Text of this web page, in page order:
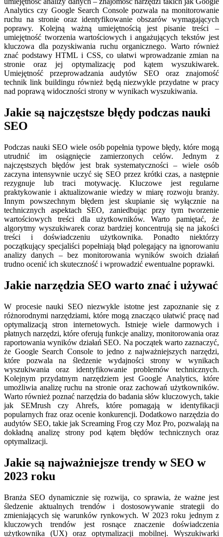
Analytics czy Google Search Console pozwala na monitorowanie
ruchu na stronie oraz identyfikowanie obszarów wymagających
poprawy. Kolejną ważną umiejętnością jest pisanie treści –
umiejętność tworzenia wartościowych i angażujących tekstów jest
kluczowa dla pozyskiwania ruchu organicznego. Warto również
znać podstawy HTML i CSS, co ułatwi wprowadzanie zmian na
stronie oraz jej optymalizację pod kątem wyszukiwarek.
Umiejętność przeprowadzania audytów SEO oraz znajomość
technik link buildingu również będą niezwykle przydatne w pracy
nad poprawą widoczności strony w wynikach wyszukiwania.
Jakie są najczęstsze błędy podczas nauki
SEO
Podczas nauki SEO wiele osób popełnia typowe błędy, które mogą
utrudnić im osiągnięcie zamierzonych celów. Jednym z
najczęstszych błędów jest brak systematyczności – wiele osób
zaczyna intensywnie uczyć się SEO przez krótki czas, a następnie
rezygnuje lub traci motywację. Kluczowe jest regularne
praktykowanie i aktualizowanie wiedzy w miarę rozwoju branży.
Innym powszechnym błędem jest skupianie się wyłącznie na
technicznych aspektach SEO, zaniedbując przy tym tworzenie
wartościowych treści dla użytkowników. Warto pamiętać, że
algorytmy wyszukiwarek coraz bardziej koncentrują się na jakości
treści i doświadczeniu użytkownika. Ponadto niektórzy
początkujący specjaliści popełniają błąd polegający na ignorowaniu
analizy danych – bez monitorowania wyników swoich działań
trudno ocenić ich skuteczność i wprowadzić ewentualne poprawki.
Jakie narzędzia SEO warto znać i używać
W procesie nauki SEO niezwykle istotne jest zapoznanie się z
różnorodnymi narzędziami, które mogą znacząco ułatwić pracę nad
optymalizacją stron internetowych. Istnieje wiele darmowych i
płatnych narzędzi, które oferują funkcje analizy, monitorowania oraz
raportowania wyników działań SEO. Na początek warto zaznaczyć,
że Google Search Console to jedno z najważniejszych narzędzi,
które pozwala na śledzenie wydajności strony w wynikach
wyszukiwania oraz identyfikowanie problemów technicznych.
Kolejnym przydatnym narzędziem jest Google Analytics, które
umożliwia analizę ruchu na stronie oraz zachowań użytkowników.
Warto również poznać narzędzia do badania słów kluczowych, takie
jak SEMrush czy Ahrefs, które pomagają w identyfikacji
popularnych fraz oraz ocenie konkurencji. Dodatkowo narzędzia do
audytów SEO, takie jak Screaming Frog czy Moz Pro, pozwalają na
dokładną analizę strony pod kątem błędów technicznych oraz
optymalizacji.
Jakie są najważniejsze trendy w SEO w
2023 roku
Branża SEO dynamicznie się rozwija, co sprawia, że ważne jest
śledzenie aktualnych trendów i dostosowywanie strategii do
zmieniających się warunków rynkowych. W 2023 roku jednym z
kluczowych trendów jest rosnące znaczenie doświadczenia
użytkownika (UX) oraz optymalizacji mobilnej. Wyszukiwarki